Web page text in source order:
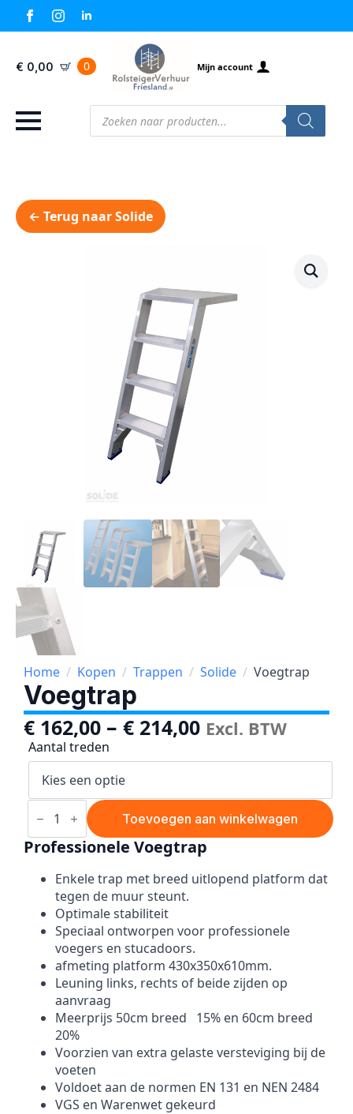
€ 0,00 0 Mijn account
Producten
zoeken
← Terug naar Solide
Home Kopen Trappen Solide Voegtrap
Voegtrap
€ 162,00 – € 214,00 Excl. BTW
Aantal treden
Voegtrap
aantal Toevoegen aan winkelwagen
Professionele Voegtrap
Enkele trap met breed uitlopend platform dat
tegen de muur steunt.
Optimale stabiliteit
Speciaal ontworpen voor professionele
voegers en stucadoors.
afmeting platform 430x350x610mm.
Leuning links, rechts of beide zijden op
aanvraag
Meerprijs 50cm breed 15% en 60cm breed
20%
Voorzien van extra gelaste versteviging bij de
voeten
Voldoet aan de normen EN 131 en NEN 2484
VGS en Warenwet gekeurd